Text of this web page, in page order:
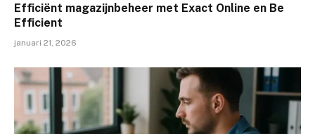
Efficiënt magazijnbeheer met Exact Online en Be
Efficient
januari 21, 2026